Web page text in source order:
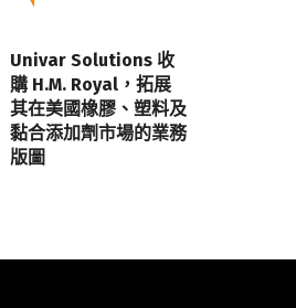
Univar Solutions 收
購 H.M. Royal，拓展
其在美國橡膠、塑料及
黏合添加劑市場的業務
版圖